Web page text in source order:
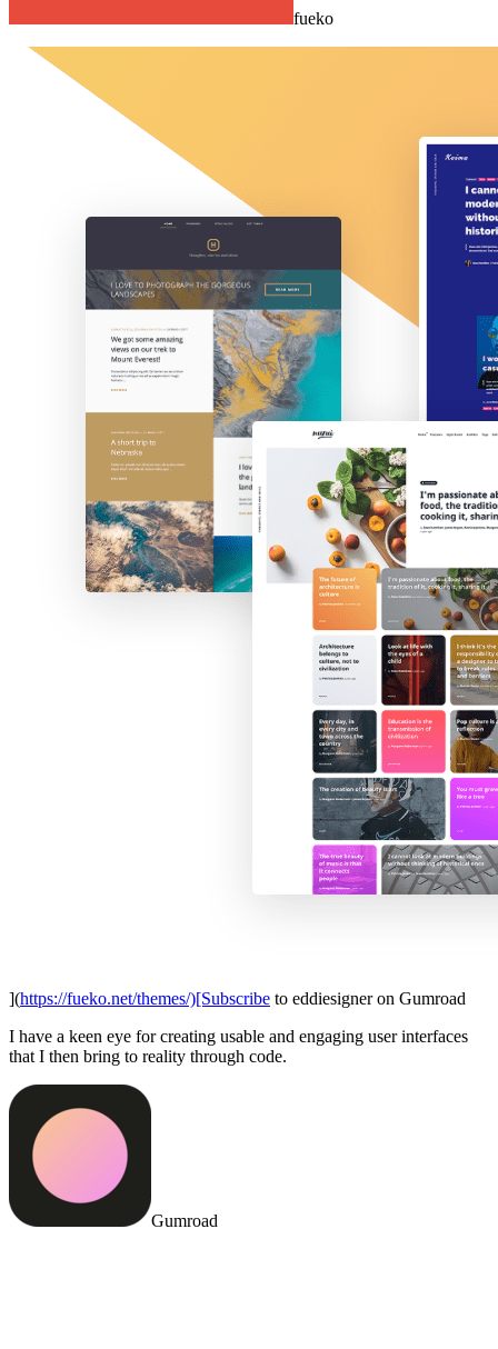
fueko
](https://fueko.net/themes/)[Subscribe to eddiesigner on Gumroad
I have a keen eye for creating usable and engaging user interfaces
that I then bring to reality through code.
Gumroad